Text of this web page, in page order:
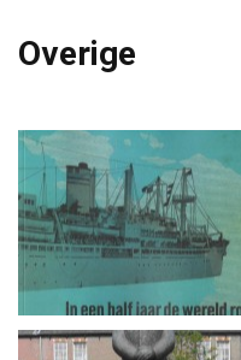
Overige